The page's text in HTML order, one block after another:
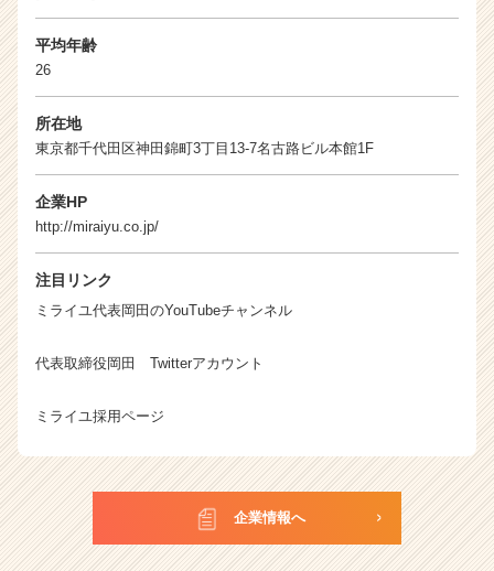
平均年齢
26
所在地
東京都千代田区神田錦町3丁目13-7名古路ビル本館1F
企業HP
http://miraiyu.co.jp/
注目リンク
ミライユ代表岡田のYouTubeチャンネル
代表取締役岡田 Twitterアカウント
ミライユ採用ページ
企業情報へ